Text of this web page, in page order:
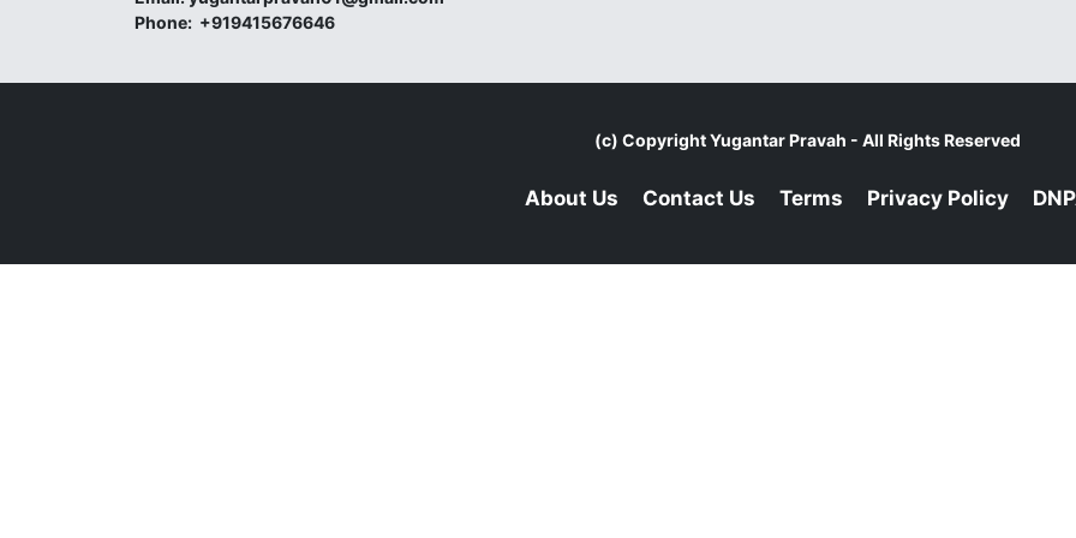
Phone: +919415676646
(c) CopyrightYugantar Pravah - All Rights Reserved
About Us Contact Us Terms Privacy Policy